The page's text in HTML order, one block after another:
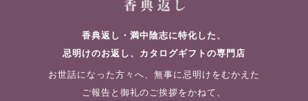
香典返し・満中陰志に特化した、
忌明けのお返し、カタログギフトの専門店
お世話になった方々へ、無事に忌明けをむかえた
ご報告と御礼のご挨拶をかねて、